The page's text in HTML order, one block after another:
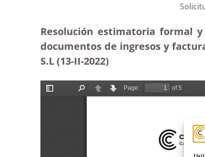
Resolución estimatoria formal
documentos de ingresos y
S.L (13-II-2022)